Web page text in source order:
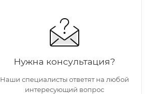
Нужна консультация?
Наши специалисты ответят на любой
интересующий вопрос